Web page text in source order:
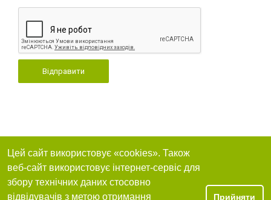
Відправити
Цей сайт використовує «cookies». Також
веб-сайт використовує інтернет-сервіс для
збору технічних даних стосовно
відвідувачів з метою отримання
Прийняти